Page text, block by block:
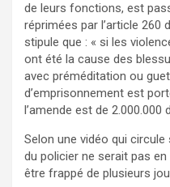
de leurs fonctions, est
réprimées par l’article 260
stipule que : « si les
ont été la cause des
avec préméditation ou
d’emprisonnement est
l’amende est de 2.000.000
Selon une vidéo qui
du policier ne serait pas
être frappé de plusieurs